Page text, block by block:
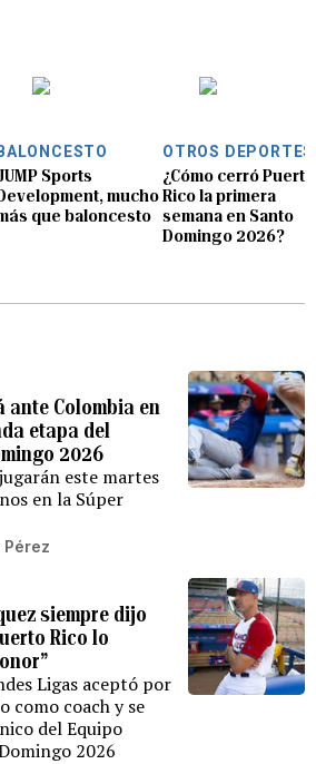
BALONCESTO
Sports
mucho
que baloncesto
OTROS DEPORTES
¿Cómo cerró Puerto
Rico la primera
semana en Santo
Domingo 2026?
ante Colombia en
etapa del
2026
este martes
en la Súper
siempre dijo
Rico lo
Ligas aceptó por
como coach y se
del Equipo
2026